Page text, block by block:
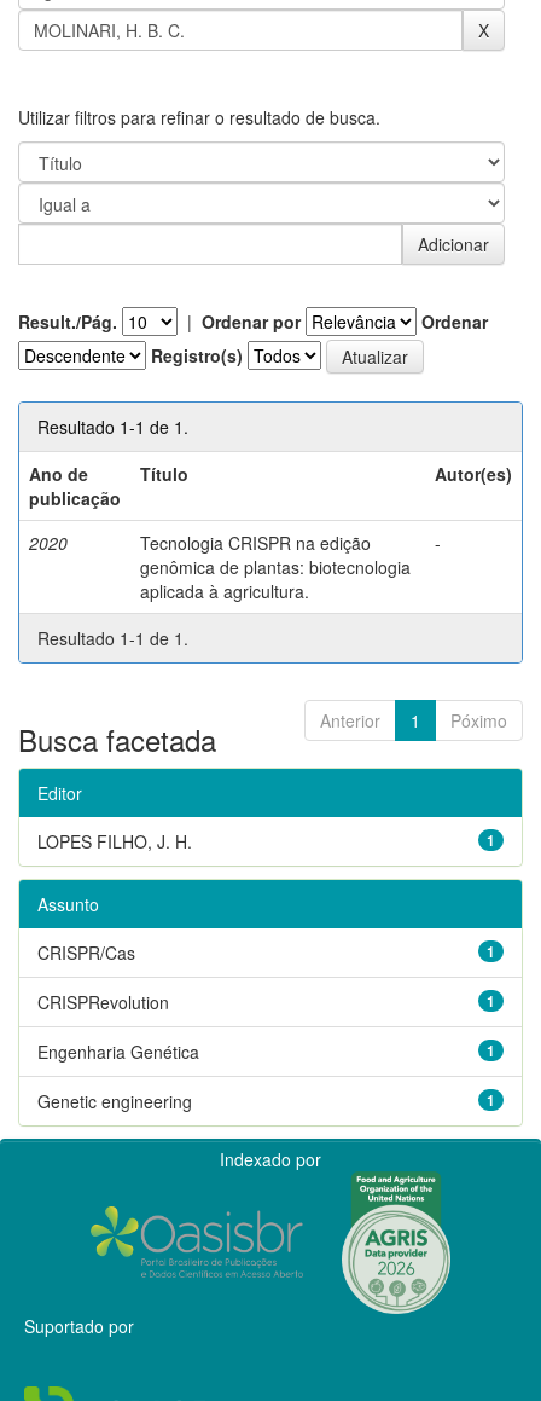
Utilizar filtros para refinar o resultado de busca.
Result./Pág. | Ordenar por
Ordenar
Registro(s)
Resultado 1-1 de 1.
Ano de
publicação
Título Autor(es)
2020
Tecnologia CRISPR na edição
genômica de plantas: biotecnologia
aplicada à agricultura.
-
Resultado 1-1 de 1.
Anterior 1 Póximo
Busca facetada
Editor
1
LOPES FILHO, J. H.
Assunto
1
CRISPR/Cas
1
CRISPRevolution
1
Engenharia Genética
1
Genetic engineering
Indexado por
Suportado por